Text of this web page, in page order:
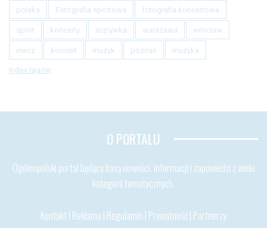
polska Fotografia sportowa fotografia koncertowa
sport koncerty rozrywka warszawa wroclaw
mecz koncert muzyk poznan muzyka
Index tagów
O PORTALU
Ogólnopolski portal będący bazą nowości, informacji i zapowiedzi z wielu
kategorii tematycznych.
Kontakt | Reklama | Regulamin | Prywatność| Partnerzy